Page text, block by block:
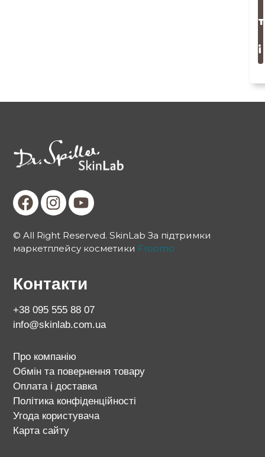
т
і
© All Right Reserved. SkinLab За підтримки
маркетплейсу косметики Froomo
Контакти
+38 095 555 88 07
info@skinlab.com.ua
Про компанію
Обмін та повернення товару
Оплата і доставка
Політика конфіденційності
Угода користувача
Карта сайту